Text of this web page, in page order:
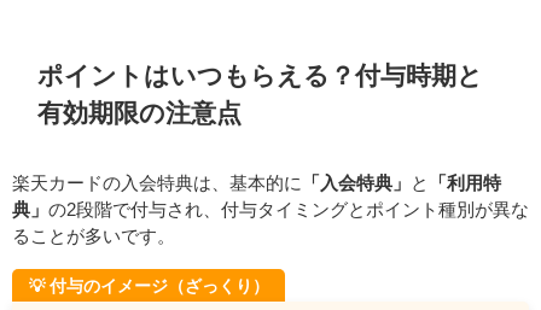
ポイントはいつもらえる？付与時期と
有効期限の注意点
楽天カードの入会特典は、基本的に 「入会特典」 と
「利用特
典」 の2段階で付与され、付与タイミングとポイント種別が異な
ることが多いです。
💡 付与のイメージ（ざっくり）